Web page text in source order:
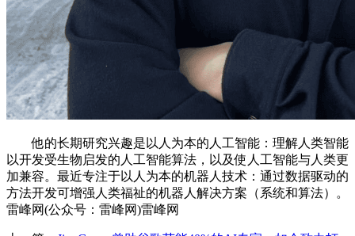
他的长期研究兴趣是以人为本的人工智能：理解人类智能
以开发受生物启发的人工智能算法，以及使人工智能与人类更
加兼容。最近专注于以人为本的机器人技术：通过数据驱动的
方法开发可增强人类福祉的机器人解决方案（系统和算法）。
雷峰网(公众号：雷峰网)雷峰网